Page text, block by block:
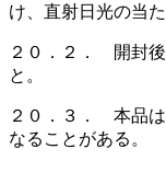
け、直射日光の当
２０．２． 開封後
と。
２０．３． 本品
なることがある。